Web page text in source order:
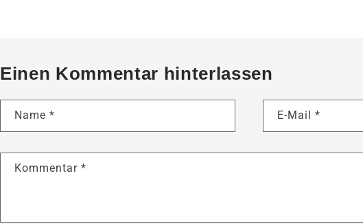
Einen Kommentar hinterlassen
Name * E-Mail *
Kommentar *